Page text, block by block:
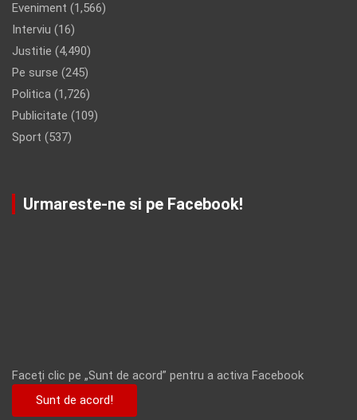
Eveniment (1,566)
Interviu (16)
Justitie (4,490)
Pe surse (245)
Politica (1,726)
Publicitate (109)
Sport (537)
Urmareste-ne si pe Facebook!
Faceți clic pe „Sunt de acord” pentru a activa Facebook
Sunt de acord!